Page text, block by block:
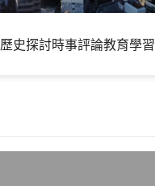
歷史探討時事評論教育學習